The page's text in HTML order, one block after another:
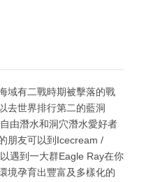
域有二戰時期被擊落的戰
去世界排行第二的藍洞
由潛水和洞穴潛水愛好者
朋友可以到Icecream /
遇到一大群Eagle Ray在你
境孕育出豐富及多樣化的